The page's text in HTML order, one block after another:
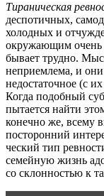
Тираническая
деспотичных,
холодных и
окружающим очень
бывает трудно.
неприемлема, и они
недостаточное (с
Когда подобный
пытается найти
конечно же, всему
посторонний
ческий тип
семейную жизнь
со склонностью к